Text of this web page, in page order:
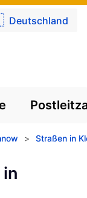
Deutschland
> Straßen in